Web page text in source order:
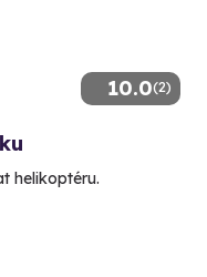
10.0(2)
helikoptéru.